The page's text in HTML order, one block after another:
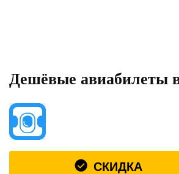
Дешёвые авиабилеты
СКИДКА